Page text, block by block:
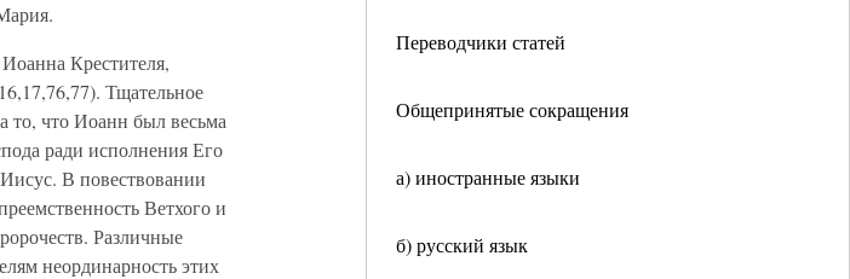
Переводчики статей
Общепринятые сокращения
а) иностранные языки
б) русский язык
Крестителя,
Тщательное
то, что Иоанн был весьма
ради исполнения Его
В повествовании
Ветхого и
Различные
неординарность этих